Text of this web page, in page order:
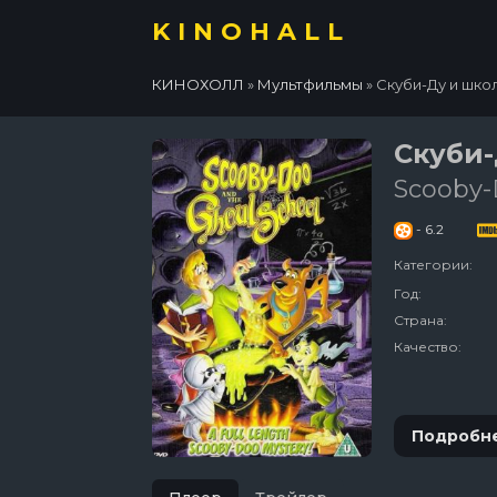
KINOHALL
КИНОХОЛЛ » Мультфильмы » Скуби-Ду и
- 6.2
Категории:
Год:
Страна:
Качество: